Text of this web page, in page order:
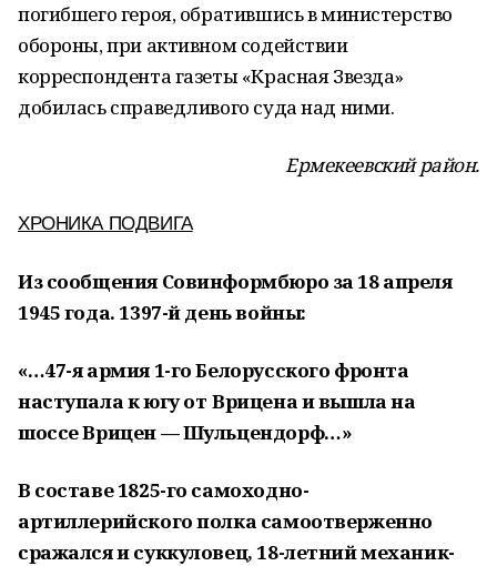
погибшего героя, обратившись в министерство
обороны, при активном содействии
корреспондента газеты «Красная Звезда»
добилась справедливого суда над ними.
Ермекеевский район.
ХРОНИКА ПОДВИГА
Из сообщения Совинформбюро за 18 апреля
1945 года. 1397-й день войны:
«…47-я армия 1-го Белорусского фронта
наступала к югу от Врицена и вышла на
шоссе Врицен — Шульцендорф…»
В составе 1825-го самоходно-
артиллерийского полка самоотверженно
сражался и суккуловец, 18-летний механик-